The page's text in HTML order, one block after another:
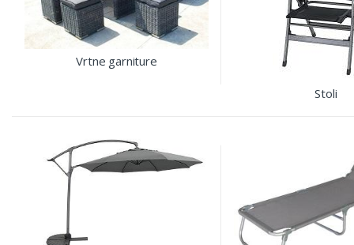
Vrtne garniture
Stoli